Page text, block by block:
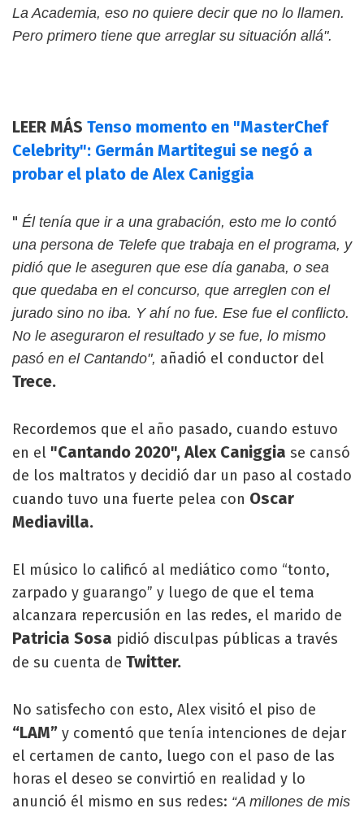
La Academia, eso no quiere decir que no lo llamen.
Pero primero tiene que arreglar su situación allá".
LEER MÁS Tenso momento en "MasterChef
Celebrity": Germán Martitegui se negó a
probar el plato de Alex Caniggia
" Él tenía que ir a una grabación, esto me lo contó
una persona de Telefe que trabaja en el programa, y
pidió que le aseguren que ese día ganaba, o sea
que quedaba en el concurso, que arreglen con el
jurado sino no iba. Y ahí no fue. Ese fue el conflicto.
No le aseguraron el resultado y se fue, lo mismo
pasó en el Cantando", añadió el conductor del
Trece.
Recordemos que el año pasado, cuando estuvo
en el "Cantando 2020", Alex Caniggia se cansó
de los maltratos y decidió dar un paso al costado
cuando tuvo una fuerte pelea con Oscar
Mediavilla.
El músico lo calificó al mediático como “tonto,
zarpado y guarango” y luego de que el tema
alcanzara repercusión en las redes, el marido de
Patricia Sosa pidió disculpas públicas a través
de su cuenta de Twitter.
No satisfecho con esto, Alex visitó el piso de
“LAM” y comentó que tenía intenciones de dejar
el certamen de canto, luego con el paso de las
horas el deseo se convirtió en realidad y lo
anunció él mismo en sus redes: “A millones de mis